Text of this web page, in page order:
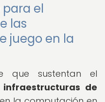
el
las
juego en la
que sustentan el
infraestructuras de